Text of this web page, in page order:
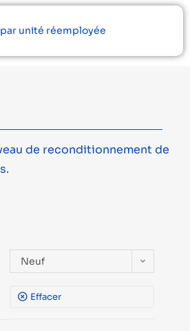
unité réemployée
de reconditionnement de
Neuf
Effacer